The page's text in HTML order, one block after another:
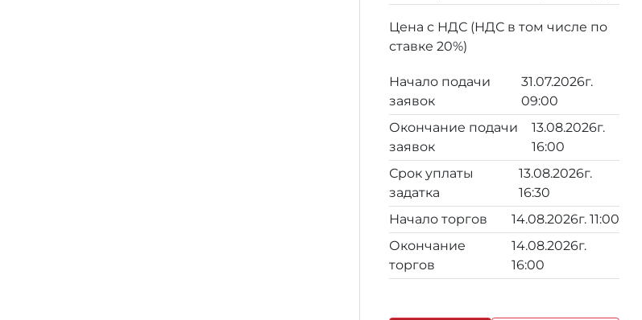
Цена с НДС (НДС в том числе по
ставке 20%)
Начало подачи
заявок
31.07.2026г.
09:00
Окончание подачи
заявок
13.08.2026г.
16:00
Срок уплаты
задатка
13.08.2026г.
16:30
Начало торгов
14.08.2026г. 11:00
Окончание
торгов
14.08.2026г.
16:00